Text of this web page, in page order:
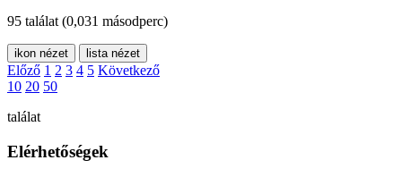
95 találat (0,031 másodperc)
ikon nézet lista nézet
Előző 1 2 3 4 5 Következő
10 20 50
találat
Elérhetőségek